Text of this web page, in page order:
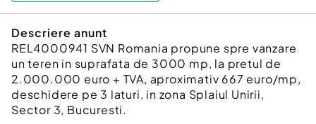
Descriere anunt
REL4000941 SVN Romania propune spre vanzare
un teren in suprafata de 3000 mp, la pretul de
2.000.000 euro + TVA, aproximativ 667 euro/mp,
deschidere pe 3 laturi, in zona Splaiul Unirii,
Sector 3, Bucuresti.